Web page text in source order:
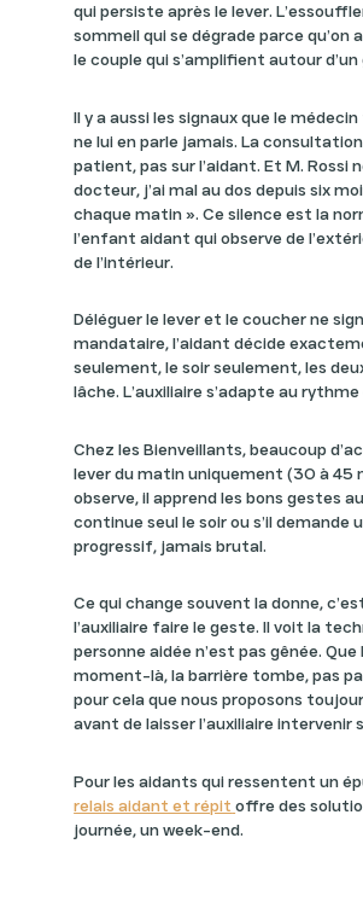
qui persiste après le lever.
sommeil qui se dégrade parce qu’on
le couple qui s’amplifient autour
Il y a aussi les signaux que le
ne lui en parle jamais. La
patient, pas sur l’aidant. Et M. Rossi
docteur, j’ai mal au dos depuis six
chaque matin ». Ce silence est la
l’enfant aidant qui observe de
de l’intérieur.
Déléguer le lever et le coucher ne
mandataire, l’aidant décide
seulement, le soir seulement, les
lâche. L’auxiliaire s’adapte au rythme
Chez les Bienveillants, beaucoup
lever du matin uniquement (30 à 45
observe, il apprend les bons gestes
continue seul le soir ou s’il demande
progressif, jamais brutal.
Ce qui change souvent la donne,
l’auxiliaire faire le geste. Il voit la
personne aidée n’est pas gênée.
moment-là, la barrière tombe, pas
pour cela que nous proposons
avant de laisser l’auxiliaire intervenir
Pour les aidants qui ressentent un
relais aidant et répit offre des
journée, un week-end.